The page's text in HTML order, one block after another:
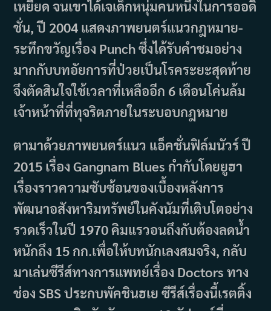
เหยียด จนเขาได้เจเด็กหนุ่มคนหนึ่งในการออดิ
ชั่น, ปี 2004 แสดงภาพยนตร์แนวกฎหมาย-
ระทึกขวัญเรื่อง Punch ซึ่งได้รับคำชมอย่าง
มากกับบทอัยการที่ป่วยเป็นโรคระยะสุดท้าย
จึงตัดสินใจใช้เวลาที่เหลืออีก 6 เดือนโค่นล้ม
เจ้าหน้าที่ที่ทุจริตภายในระบอบกฎหมาย
ตามาด้วยภาพยนตร์แนว แอ็คชั่นฟิล์มนัวร์ ปี
2015 เรื่อง Gangnam Blues กำกับโดยยูฮา
เรื่องราวความซับซ้อนของเบื้องหลังการ
พัฒนาอสังหาริมทรัพย์ในคังนัมที่เติบโตอย่าง
รวดเร็วในปี 1970 คิมแรวอนถึงกับต้องลดน้ำ
หนักถึง 15 กก.เพื่อให้บทนักเลงสมจริง, กลับ
มาเล่นซีรีส์ทางการแพทย์เรื่อง Doctors ทาง
ช่อง SBS ประกบพัคชินฮเย ซีรีส์เรื่องนี้เรตติ้ง